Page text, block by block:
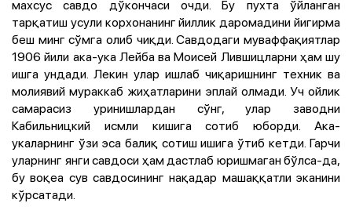
махсус савдо дўкончаси очди. Бу пухта ўйланган
тарқатиш усули корхонанинг йиллик даромадини йигирма
беш минг сўмга олиб чиқди. Савдодаги муваффақиятлар
1906 йили ака-ука Лейба ва Моисей Лившицларни ҳам шу
ишга ундади. Лекин улар ишлаб чиқаришнинг техник ва
молиявий мураккаб жиҳатларини эплай олмади. Уч ойлик
самарасиз уринишлардан сўнг, улар заводни
Кабильницкий исмли кишига сотиб юборди. Ака-
укаларнинг ўзи эса балиқ сотиш ишига ўтиб кетди. Гарчи
уларнинг янги савдоси ҳам дастлаб юришмаган бўлса-да,
бу воқеа сув савдосининг нақадар машаққатли эканини
кўрсатади.